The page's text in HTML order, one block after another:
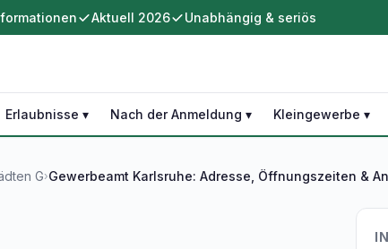
Aktuell 2026 Unabhängig & seriös
Erlaubnisse ▾ Nach der Anmeldung ▾ Kleingewerbe ▾
G›Gewerbeamt Karlsruhe: Adresse, Öffnungszeiten &